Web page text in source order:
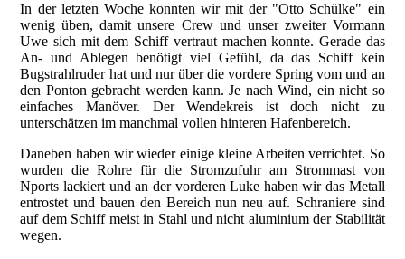
In der letzten Woche konnten wir mit der "Otto Schülke" ein
wenig üben, damit unsere Crew und unser zweiter Vormann
Uwe sich mit dem Schiff vertraut machen konnte. Gerade das
An- und Ablegen benötigt viel Gefühl, da das Schiff kein
Bugstrahlruder hat und nur über die vordere Spring vom und an
den Ponton gebracht werden kann. Je nach Wind, ein nicht so
einfaches Manöver. Der Wendekreis ist doch nicht zu
unterschätzen im manchmal vollen hinteren Hafenbereich.
Daneben haben wir wieder einige kleine Arbeiten verrichtet. So
wurden die Rohre für die Stromzufuhr am Strommast von
Nports lackiert und an der vorderen Luke haben wir das Metall
entrostet und bauen den Bereich nun neu auf. Schraniere sind
auf dem Schiff meist in Stahl und nicht aluminium der Stabilität
wegen.